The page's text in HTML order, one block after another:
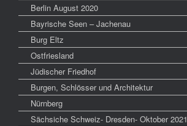
Berlin August 2020
Bayrische Seen – Jachenau
Burg Eltz
Ostfriesland
Jüdischer Friedhof
Burgen, Schlösser und Architektur
Nürnberg
Sächsiche Schweiz- Dresden- Oktober 2021